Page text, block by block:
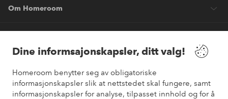
Dine informsajonskapsler, ditt valg!
Homeroom benytter seg av obligatoriske
informasjonskapsler slik at nettstedet skal fungere, samt
informasjonskapsler for analyse, tilpasset innhold og for å
Om Homeroom
Venner